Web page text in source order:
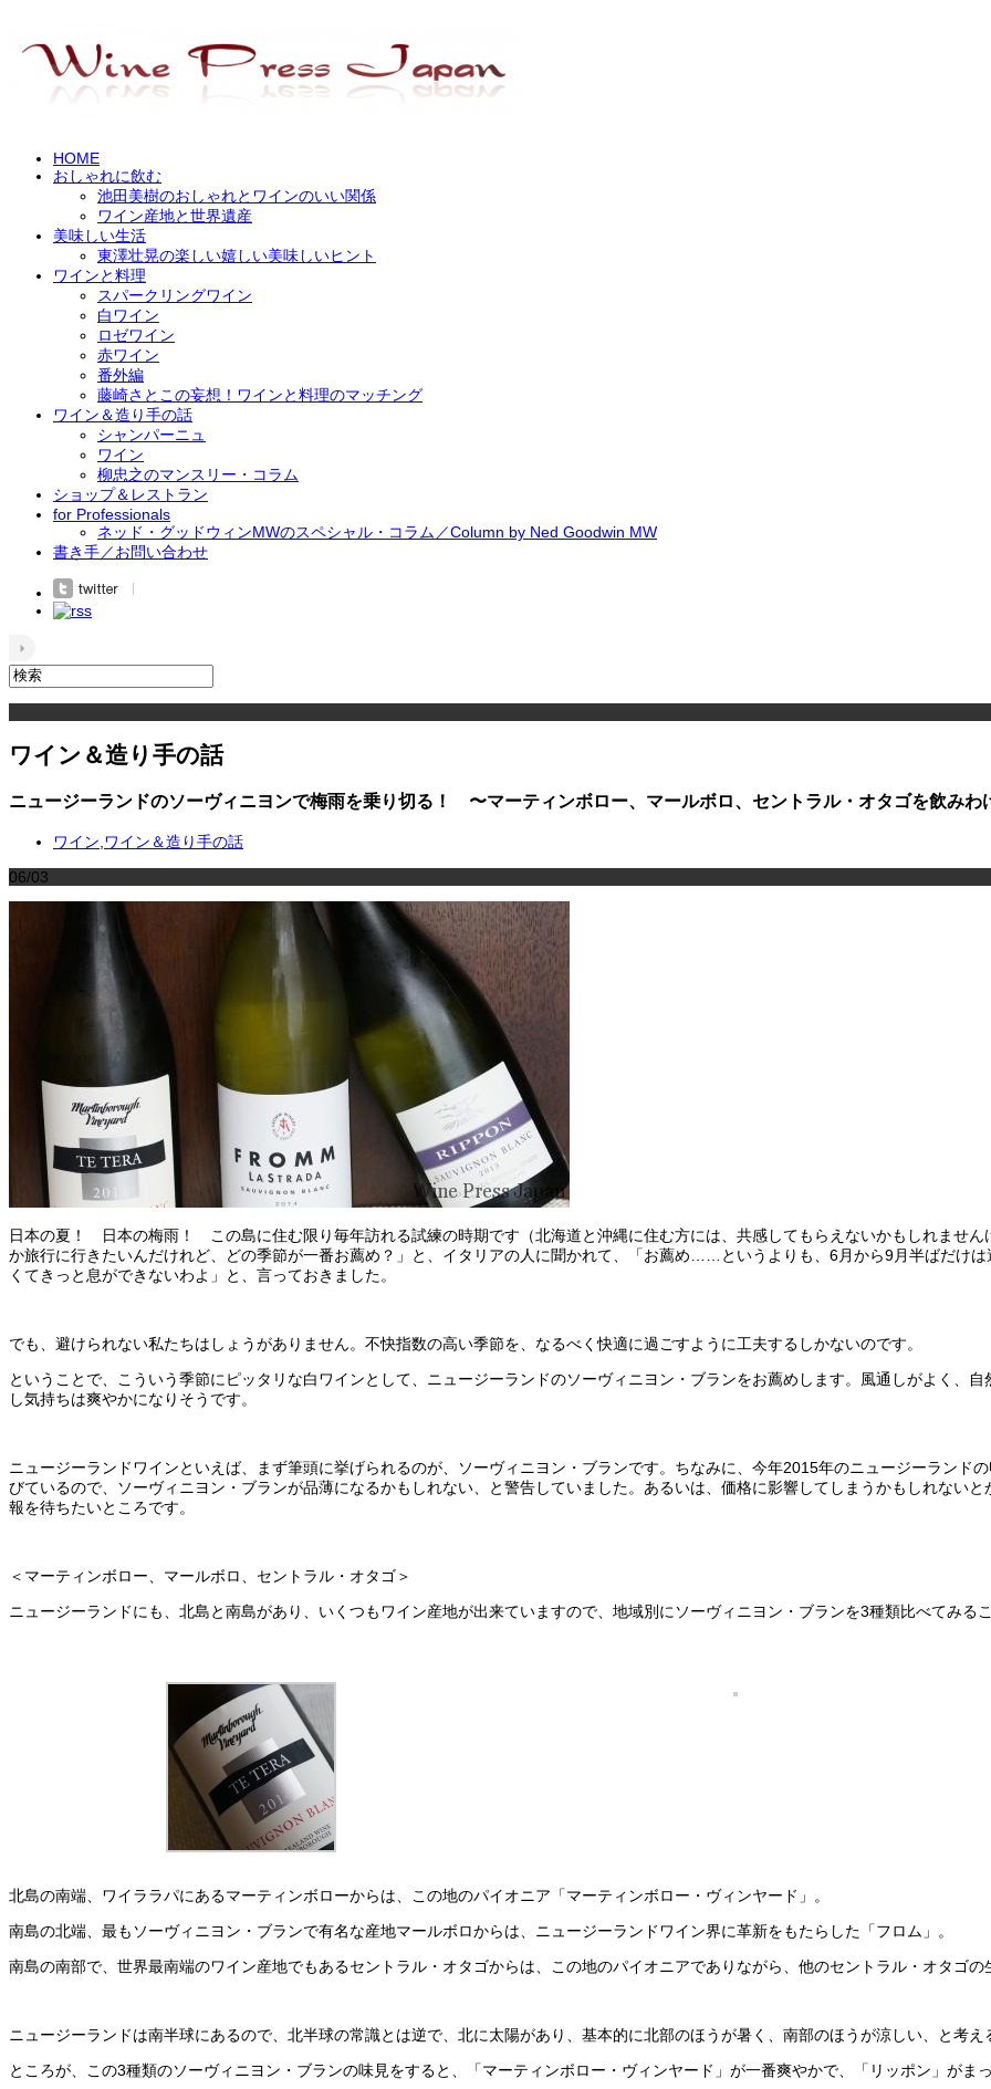
HOME
おしゃれに飲む
池田美樹のおしゃれとワインのいい関係
ワイン産地と世界遺産
美味しい生活
東澤壮晃の楽しい嬉しい美味しいヒント
ワインと料理
スパークリングワイン
白ワイン
ロゼワイン
赤ワイン
番外編
藤崎さとこの妄想！ワインと料理のマッチング
ワイン＆造り手の話
シャンパーニュ
ワイン
柳忠之のマンスリー・コラム
ショップ＆レストラン
for Professionals
ネッド・グッドウィンMWのスペシャル・コラム／Column by Ned Goodwin MW
書き手／お問い合わせ
ワイン＆造り手の話
ニュージーランドのソーヴィニヨンで梅雨を乗り切る！ 〜マーティンボロー、マールボロ、セントラル・オタゴを飲みわ
ワイン ワイン＆造り手の話
06/03
日本の夏！ 日本の梅雨！ この島に住む限り毎年訪れる試練の時期です（北海道と沖縄に住む方には、共感してもらえないかもしれませ
か旅行に行きたいんだけれど、どの季節が一番お薦め？」と、イタリアの人に聞かれて、「お薦め……というよりも、6月から9月半ばだけ
くてきっと息ができないわよ」と、言っておきました。
でも、避けられない私たちはしょうがありません。不快指数の高い季節を、なるべく快適に過ごすように工夫するしかないのです。
ということで、こういう季節にピッタリな白ワインとして、ニュージーランドのソーヴィニヨン・ブランをお薦めします。風通しがよく、
し気持ちは爽やかになりそうです。
ニュージーランドワインといえば、まず筆頭に挙げられるのが、ソーヴィニヨン・ブランです。ちなみに、今年2015年のニュージーランド
びているので、ソーヴィニヨン・ブランが品薄になるかもしれない、と警告していました。あるいは、価格に影響してしまうかもしれない
報を待ちたいところです。
＜マーティンボロー、マールボロ、セントラル・オタゴ＞
ニュージーランドにも、北島と南島があり、いくつもワイン産地が出来ていますので、地域別にソーヴィニヨン・ブランを3種類比べてみる
北島の南端、ワイララパにあるマーティンボローからは、この地のパイオニア「マーティンボロー・ヴィンヤード」。
南島の北端、最もソーヴィニヨン・ブランで有名な産地マールボロからは、ニュージーランドワイン界に革新をもたらした「フロム」。
南島の南部で、世界最南端のワイン産地でもあるセントラル・オタゴからは、この地のパイオニアでありながら、他のセントラル・オタゴ
ニュージーランドは南半球にあるので、北半球の常識とは逆で、北に太陽があり、基本的に北部のほうが暑く、南部のほうが涼しい、と考え
ところが、この3種類のソーヴィニヨン・ブランの味見をすると、「マーティンボロー・ヴィンヤード」が一番爽やかで、「リッポン」が